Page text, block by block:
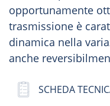
opportunamente
trasmissione è
dinamica nella
anche
SCHEDA